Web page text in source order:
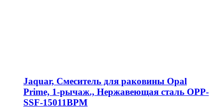
Jaquar, Смеситель для раковины Opal
Prime, 1-рычаж., Нержавеющая сталь OPP-
SSF-15011BPM